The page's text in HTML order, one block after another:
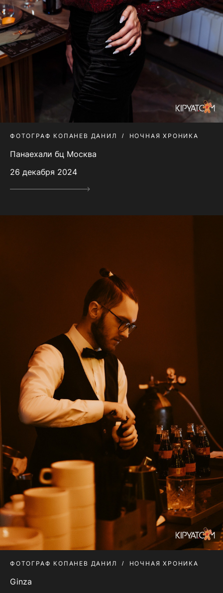
ФОТОГРАФ КОПАНЕВ ДАНИЛ НОЧНАЯ ХРОНИКА
Панаехали бц Москва
26 декабря 2024
ФОТОГРАФ КОПАНЕВ ДАНИЛ НОЧНАЯ ХРОНИКА
Ginza